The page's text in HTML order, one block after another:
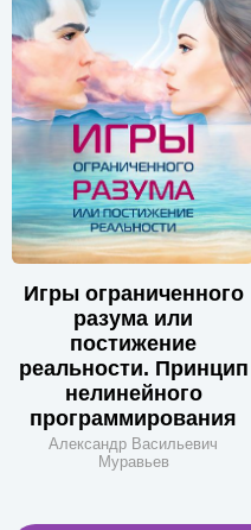
Игры ограниченного
разума или
постижение
реальности. Принцип
нелинейного
программирования
Александр Васильевич
Муравьев